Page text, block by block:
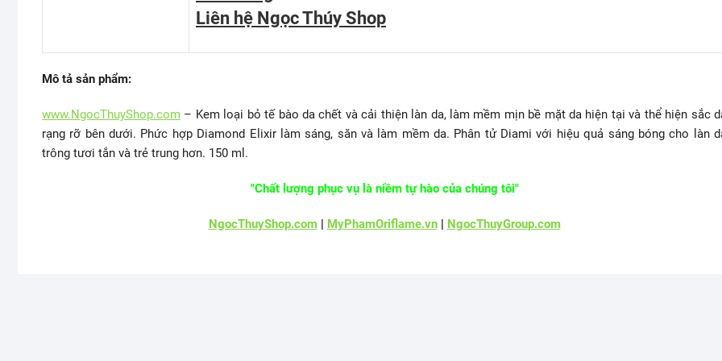
Liên hệ Ngọc Thúy Shop
Mô tả sản phẩm:
www.NgocThuyShop.com – Kem loại bỏ tế bào da chết và cải thiện làn da, làm mềm mịn bề mặt da hiện tại và thể hiện sắc
rạng rỡ bên dưới. Phức hợp Diamond Elixir làm sáng, săn và làm mềm da. Phân tử Diami với hiệu quả sáng bóng cho làn
trông tươi tắn và trẻ trung hơn. 150 ml.
"Chất lượng phục vụ là niềm tự hào của chúng tôi"
NgocThuyShop.com| MyPhamOriflame.vn| NgocThuyGroup.com